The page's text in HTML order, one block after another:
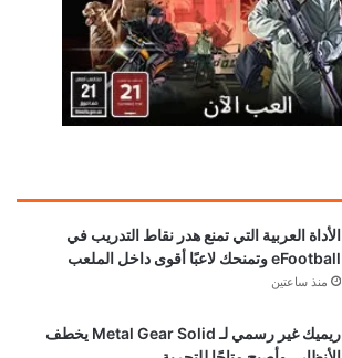
الأداة العربية التي تمنع هدر نقاط التدريب في
eFootball وتمنحك لاعبًا أقوى داخل الملعب
منذ ساعتين
ريميك غير رسمي لـ Metal Gear Solid يخطف